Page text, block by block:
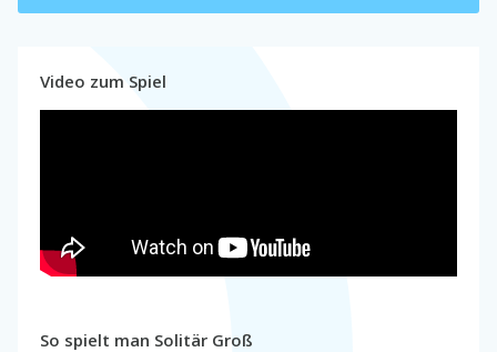
Video zum Spiel
So spielt man Solitär Groß